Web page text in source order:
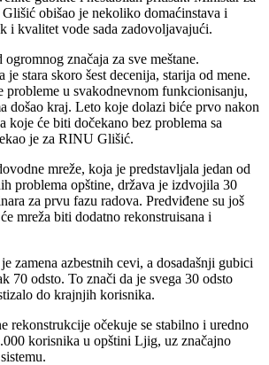
obišao je nekoliko domaćinstava i
i kvalitet vode sada zadovoljavajući.
značaja za sve meštane.
je stara skoro šest decenija, starija od mene.
probleme u svakodnevnom funkcionisanju,
došao kraj. Leto koje dolazi biće prvo nakon
koje će biti dočekano bez problema sa
je za RINU Glišić.
mreže, koja je predstavljala jedan od
problema opštine, država je izdvojila 30
za prvu fazu radova. Predviđene su još
mreža biti dodatno rekonstruisana i
zamena azbestnih cevi, a dosadašnji gubici
70 odsto. To znači da je svega 30 odsto
do krajnjih korisnika.
rekonstrukcije očekuje se stabilno i uredno
korisnika u opštini Ljig, uz značajno